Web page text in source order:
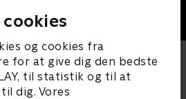
og cookies fra
for at give dig den bedste
til statistik og til at
dig. Vores